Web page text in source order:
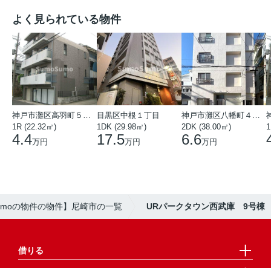
よく見られている物件
1R (22.32㎡)
4.4万円
目黒区中根１丁目
1DK (29.98㎡)
17.5万円
2DK (38.00㎡)
6.6万円
の物件の物件】尼崎市の一覧 URパークタウン西武庫 9号棟
借りる